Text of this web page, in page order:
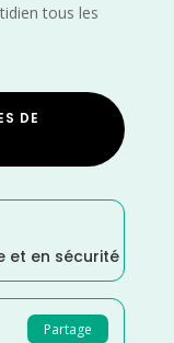
tous les
DE
et en sécurité
Partage